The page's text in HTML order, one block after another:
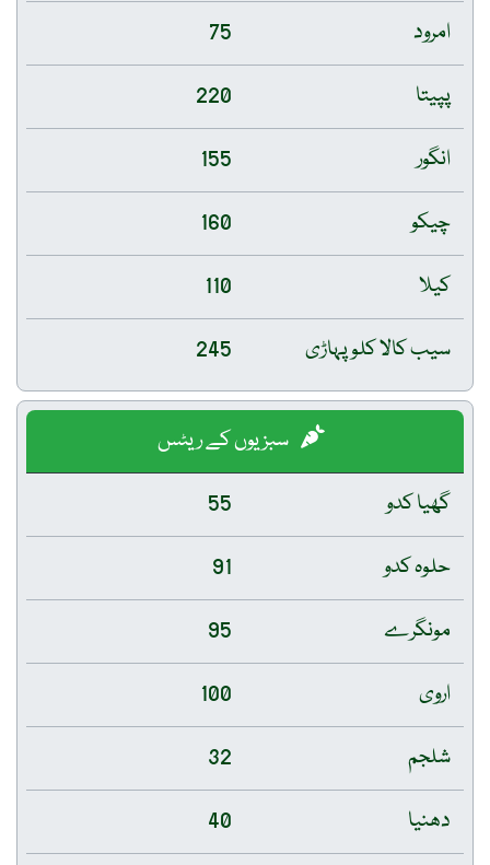
امرود
75
پپیتا
220
انگور
155
چیکو
160
کیلا
110
سیب کالا کلو پہاڑی
245
سبزیوں کے ریٹس
گھیا کدو
55
حلوہ کدو
91
مونگرے
95
اروی
100
شلجم
32
دھنیا
40